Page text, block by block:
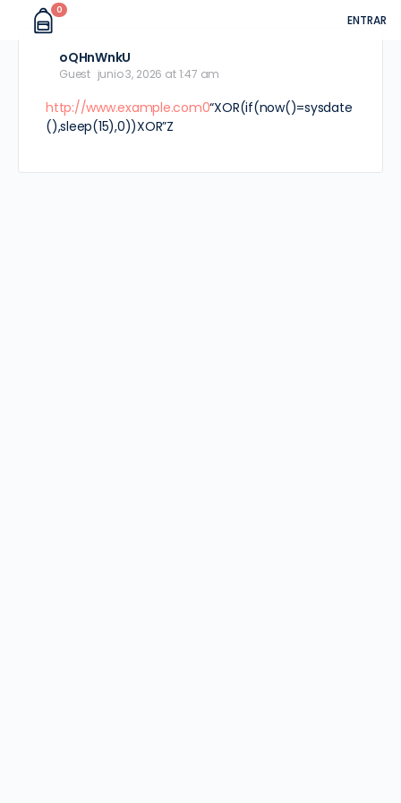
0
ENTRAR
oQHnWnkU
Guest junio 3, 2026 at 1:47 am
http://www.example.com0“XOR(if(now()=sysdate
(),sleep(15),0))XOR”Z